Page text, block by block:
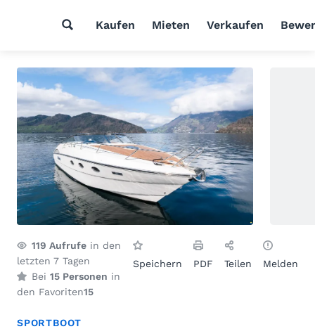
Kaufen Mieten Verkaufen
119 Aufrufe in den
letzten 7 Tagen
Bei 15 Personen in
den Favoriten15
Speichern PDF Teilen Melden
SPORTBOOT